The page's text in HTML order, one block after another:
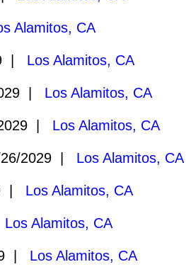
Alamitos, CA
| Los Alamitos, CA
| Los Alamitos, CA
| Los Alamitos, CA
2029 | Los Alamitos, CA
| Los Alamitos, CA
Los Alamitos, CA
| Los Alamitos, CA